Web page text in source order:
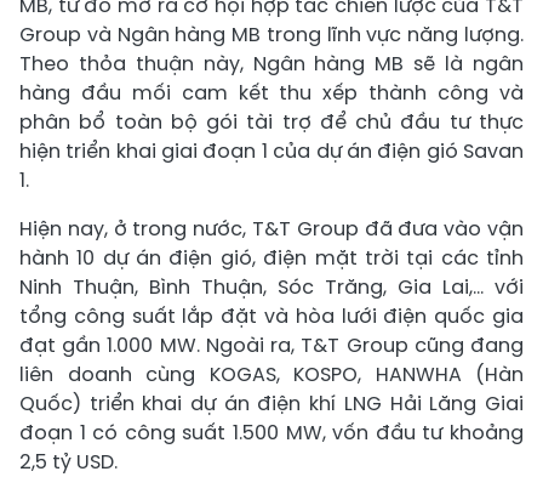
Group và Ngân hàng MB trong lĩnh vực năng lượng.
Theo thỏa thuận này, Ngân hàng MB sẽ là ngân
hàng đầu mối cam kết thu xếp thành công và
phân bổ toàn bộ gói tài trợ để chủ đầu tư thực
hiện triển khai giai đoạn 1 của dự án điện gió Savan
1.
Hiện nay, ở trong nước, T&T Group đã đưa vào vận
hành 10 dự án điện gió, điện mặt trời tại các tỉnh
Ninh Thuận, Bình Thuận, Sóc Trăng, Gia Lai,… với
tổng công suất lắp đặt và hòa lưới điện quốc gia
đạt gần 1.000 MW. Ngoài ra, T&T Group cũng đang
liên doanh cùng KOGAS, KOSPO, HANWHA (Hàn
Quốc) triển khai dự án điện khí LNG Hải Lăng Giai
đoạn 1 có công suất 1.500 MW, vốn đầu tư khoảng
2,5 tỷ USD.